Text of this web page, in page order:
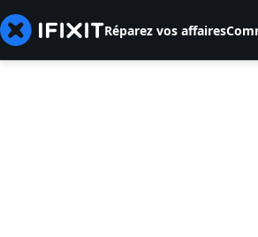
Réparez vos affaires